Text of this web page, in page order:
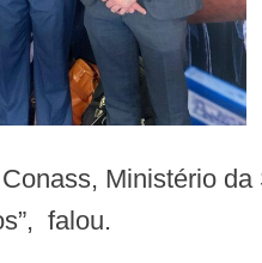
Ministério
falou.